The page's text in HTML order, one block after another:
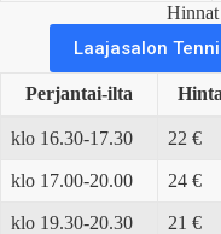
Laajasalon
Perjantai-ilta
klo 16.30-17.30 22 €
klo 17.00-20.00 24 €
klo 19.30-20.30 21 €